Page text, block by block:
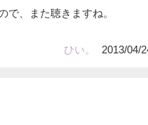
、また聴きますね。
ひい。
2013/04/